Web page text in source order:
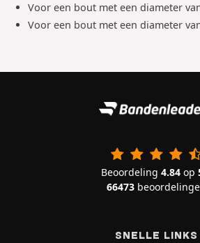
Voor een bout met een diameter
Voor een bout met een diameter
Beoordeling 4.84op
66473
SNELLE LINKS